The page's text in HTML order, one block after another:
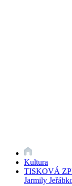
Kultura
TISKOVÁ
Jarmily